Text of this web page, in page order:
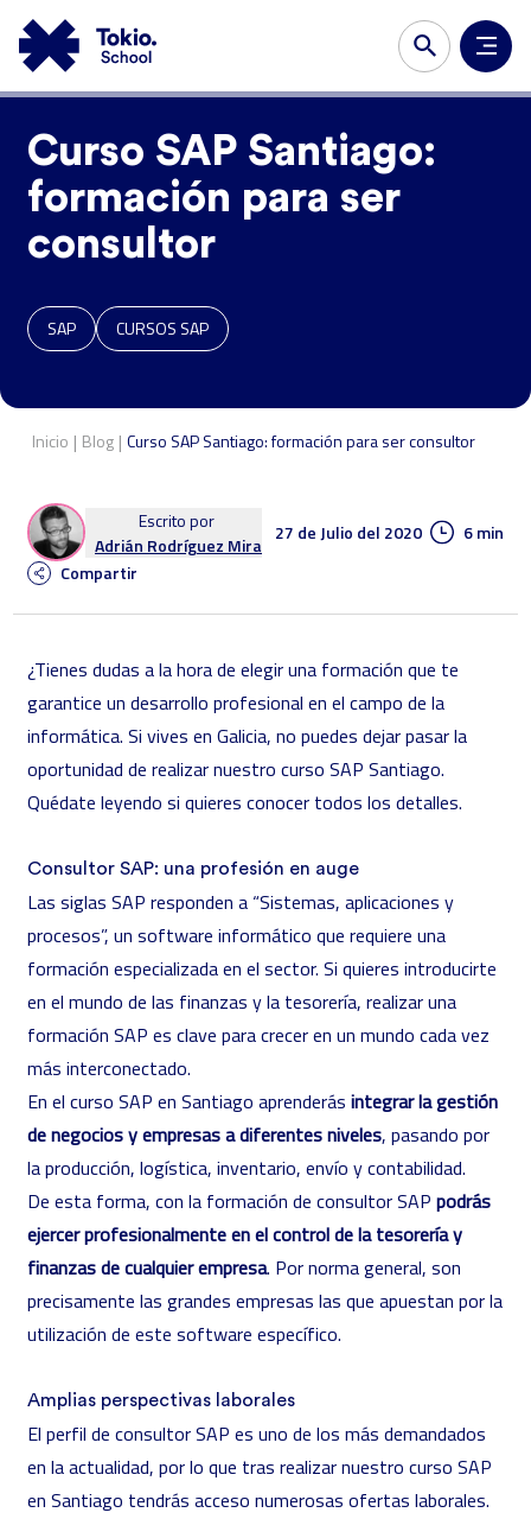
Curso SAP Santiago:
formación para ser
consultor
SAP CURSOS SAP
Inicio | Blog | Curso SAP Santiago: formación para ser consultor
Escrito por
Adrián Rodríguez Mira
27 de Julio del 2020
6 min
Compartir
¿Tienes dudas a la hora de elegir una formación que te
garantice un desarrollo profesional en el campo de la
informática. Si vives en Galicia, no puedes dejar pasar la
oportunidad de realizar nuestro curso SAP Santiago.
Quédate leyendo si quieres conocer todos los detalles.
Consultor SAP: una profesión en auge
Las siglas SAP responden a “Sistemas, aplicaciones y
procesos”, un software informático que requiere una
formación especializada en el sector. Si quieres introducirte
en el mundo de las finanzas y la tesorería, realizar una
formación SAP es clave para crecer en un mundo cada vez
más interconectado.
En el curso SAP en Santiago aprenderás integrar la gestión
de negocios y empresas a diferentes niveles, pasando por
la producción, logística, inventario, envío y contabilidad.
De esta forma, con la formación de consultor SAP podrás
ejercer profesionalmente en el control de la tesorería y
finanzas de cualquier empresa. Por norma general, son
precisamente las grandes empresas las que apuestan por la
utilización de este software específico.
Amplias perspectivas laborales
El perfil de consultor SAP es uno de los más demandados
en la actualidad, por lo que tras realizar nuestro curso SAP
en Santiago tendrás acceso numerosas ofertas laborales.